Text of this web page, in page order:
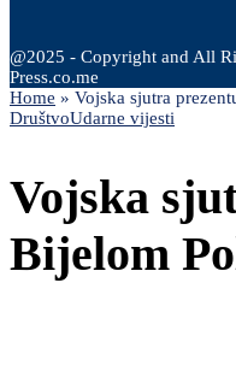
@2025 - Copyright and All
Press.co.me
Home » Vojska sjutra
DruštvoUdarne vijesti
Vojska
Bijelom